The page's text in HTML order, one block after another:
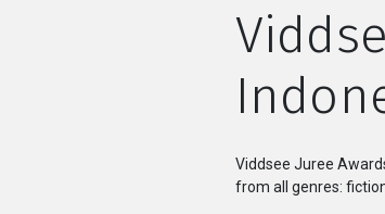
Viddsee Juree
from all genres: